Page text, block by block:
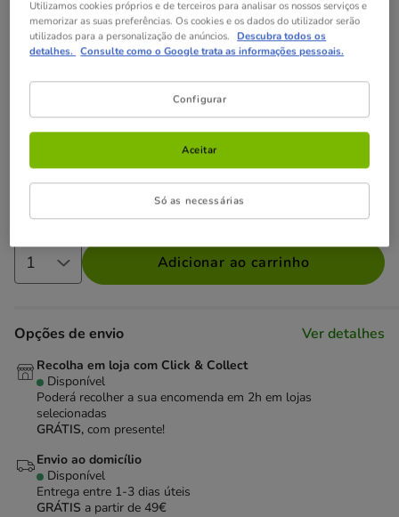
Não perca estas promoções!
compra de uma seleção de ração da Criadores Dietetic para
cão. Ver condições
Com cupão numa seleção de alimentação,
higiene e acessórios. Ver condições
Copiar
Adicionar ao carrinho
Opções de envio Ver detalhes
Recolha em loja com Click & Collect
Disponível
Poderá recolher a sua encomenda em 2h em lojas
selecionadas
GRÁTIS, com presente!
Envio ao domicílio
Disponível
Entrega entre 1-3 dias úteis
GRÁTIS a partir de 49€
Utilizamos cookies próprios e de terceiros para analisar os nossos serviços e
memorizar as suas preferências. Os cookies e os dados do utilizador serão
utilizados para a personalização de anúncios. Descubra todos os
detalhes. Consulte como o Google trata as informações pessoais.
Configurar
Só as necessárias
Aceitar